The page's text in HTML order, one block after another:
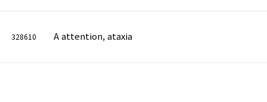
328610 A attention, ataxia